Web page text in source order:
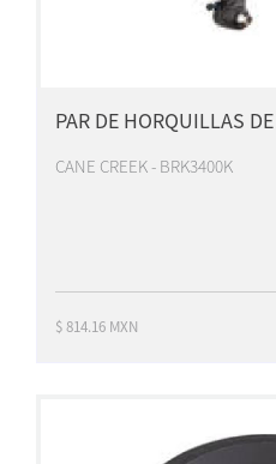
PAR DE HORQUILLAS DE
CANE CREEK - BRK3400K
$ 814.16 MXN